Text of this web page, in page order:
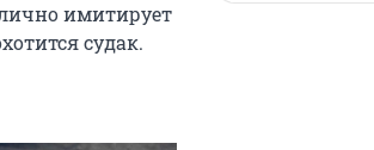
имитирует
судак.